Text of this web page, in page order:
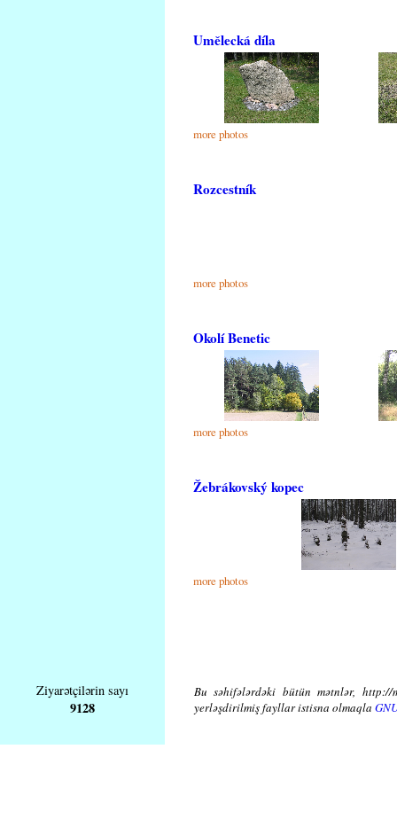
Umělecká díla
more photos
Rozcestník
more photos
Okolí Benetic
more photos
Žebrákovský kopec
more photos
Ziyarətçilərin sayı
9128
Bu səhifələrdəki bütün mətnlər, http://
yerləşdirilmiş fayllar istisna olmaqla